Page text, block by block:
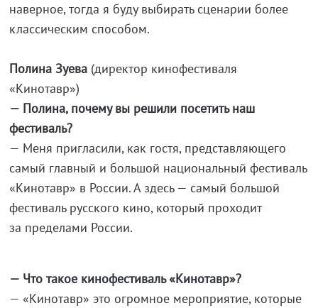
наверное, тогда я буду выбирать сценарии более
классическим способом.
Полина Зуева(директор кинофестиваля
«Кинотавр»)
— Полина, почему вы решили посетить наш
фестиваль?
— Меня пригласили, как гостя, представляющего
самый главный и большой национальный фестиваль
«Кинотавр» в России. А здесь — самый большой
фестиваль русского кино, который проходит
за пределами России.
— Что такое кинофестиваль «Кинотавр»?
— «Кинотавр» это огромное мероприятие, которые